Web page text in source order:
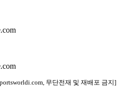
무단전재 및 재배포 금지]